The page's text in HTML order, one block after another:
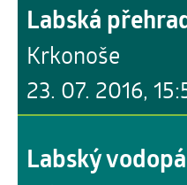
23. 07. 2016,
Labská
Krkonoše
Labský